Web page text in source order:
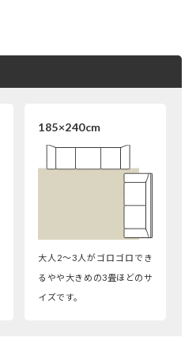
185×240cm
大人2～3人がゴロゴロでき
るやや大きめの3畳ほどのサ
イズです。